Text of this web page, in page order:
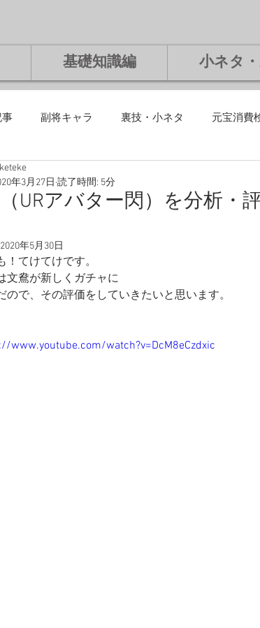
基礎知識編 小ネタ
事 副将キャラ 裏技・小ネタ 元宝消費
金編
URアバター閃）を分析・
年3月27日 読了時間: 5分
2020年5月30日
！てけてけです。
文鴦が新しくガチャに
ので、その評価をしていきたいと思います。
www.youtube.com/watch?v=DcM8eCzdxic